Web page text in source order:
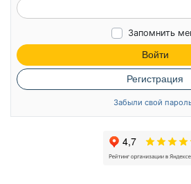
Запомнить
Войти
Регистрация
Забыли свой